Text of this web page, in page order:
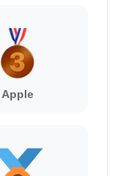
Apple